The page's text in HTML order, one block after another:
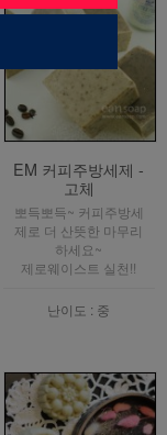
EM 커피주방세제 -
고체
뽀득뽀득~ 커피주방세
제로 더 산뜻한 마무리
하세요~
제로웨이스트 실천!!
난이도 : 중